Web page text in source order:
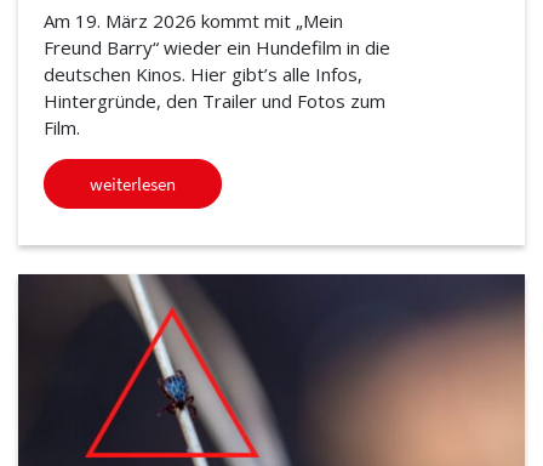
Am 19. März 2026 kommt mit „Mein
Freund Barry“ wieder ein Hundefilm in die
deutschen Kinos. Hier gibt’s alle Infos,
Hintergründe, den Trailer und Fotos zum
Film.
weiterlesen